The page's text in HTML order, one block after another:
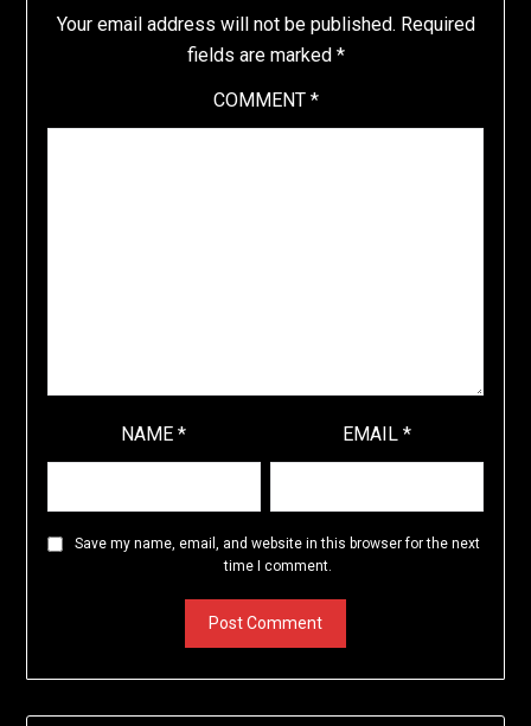
Your email address will not be published. Required
fields are marked *
COMMENT *
NAME* EMAIL*
Save my name, email, and website in this browser for the next
time I comment.